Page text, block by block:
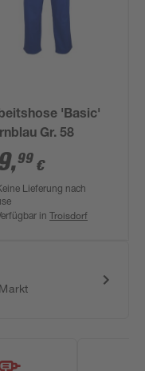
'Basic'
Gr. 58
,99 €
Lieferung nach
in Troisdorf